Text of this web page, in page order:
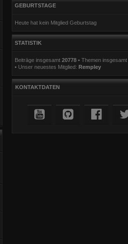
GEBURTSTAGE
Heute hat kein Mitglied Geburtstag
STATISTIK
Beiträge insgesamt 20778• Themen insgesamt
• Unser neuestes Mitglied: Rempley
KONTAKTDATEN